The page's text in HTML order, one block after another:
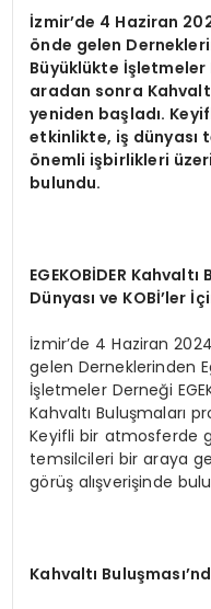
İzmir’de 4 Haziran
önde gelen
Büyüklükte İşletmeler
aradan sonra
yeniden başladı.
etkinlikte, iş dünyası
önemli işbirlikleri
bulundu.
EGEKOBİDER
Dünyası ve KOBİ’ler
İzmir’de 4 Haziran
gelen Derneklerinden
İşletmeler Derneği
Kahvaltı Buluşmaları
Keyifli bir atmosferde
temsilcileri bir araya
görüş alışverişinde
Kahvaltı